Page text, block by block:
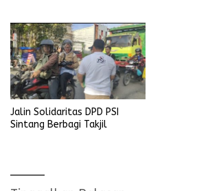
Jalin Solidaritas DPD PSI
Sintang Berbagi Takjil